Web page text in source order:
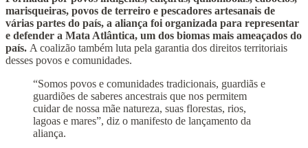
marisqueiras, povos de terreiro e pescadores artesanais de
várias partes do país, a aliança foi organizada para representar
e defender a Mata Atlântica, um dos biomas mais ameaçados do
país. A coalizão também luta pela garantia dos direitos territoriais
desses povos e comunidades.
“Somos povos e comunidades tradicionais, guardiãs e
guardiões de saberes ancestrais que nos permitem
cuidar de nossa mãe natureza, suas florestas, rios,
lagoas e mares”, diz o manifesto de lançamento da
aliança.